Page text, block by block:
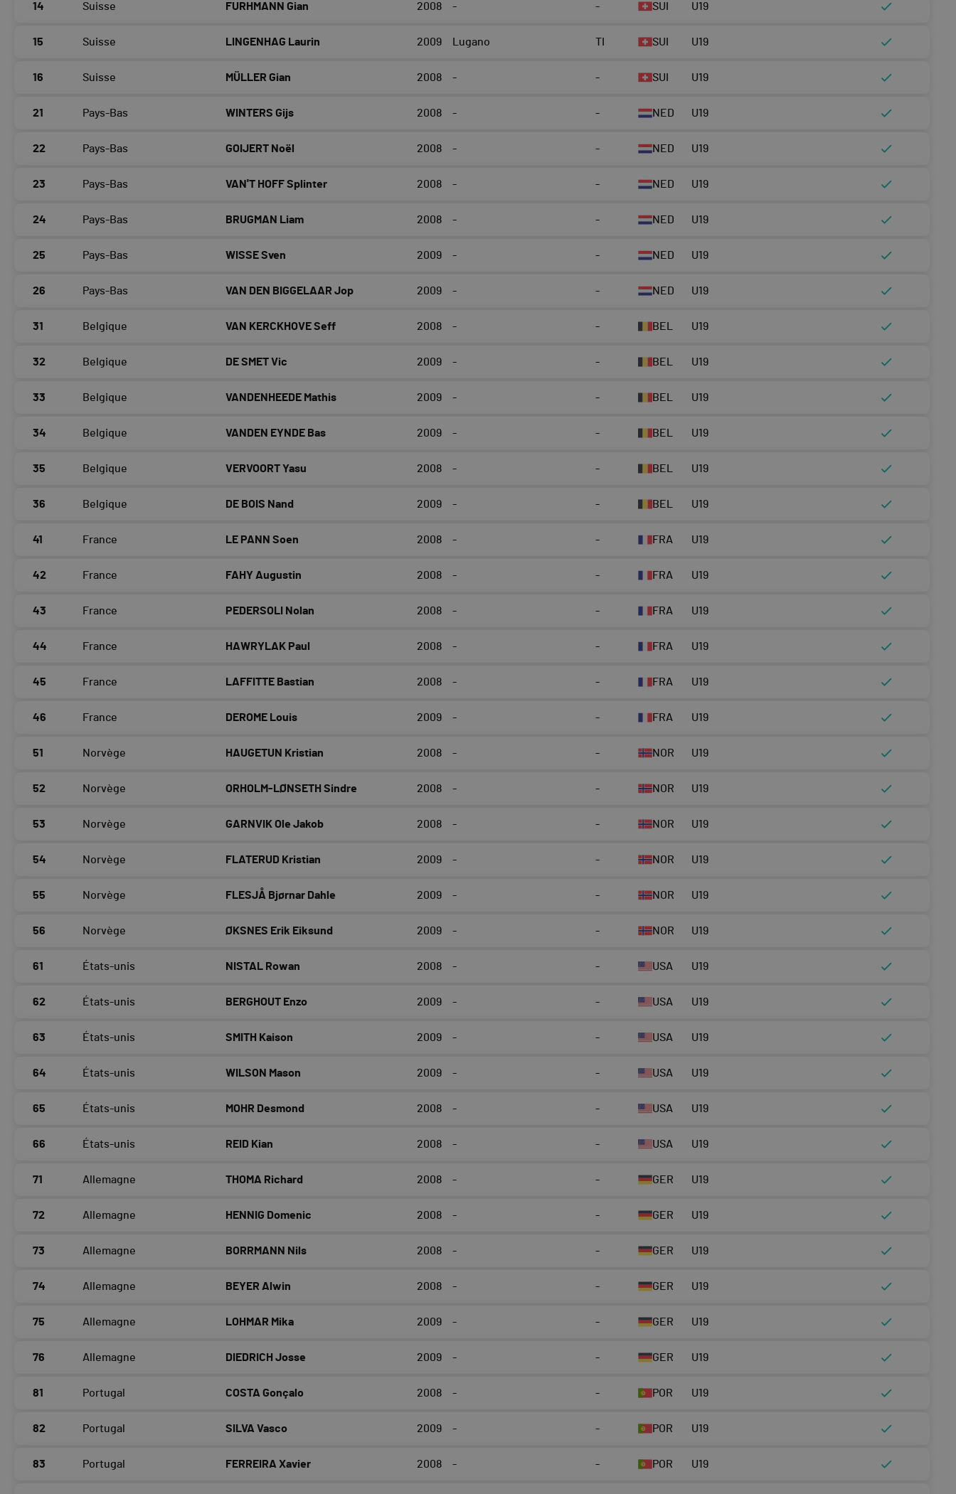
14 Suisse FURHMANN Gian 2008 - - SUI U19
15 Suisse LINGENHAG Laurin 2009 Lugano TI SUI U19
16 Suisse MÜLLER Gian 2008 - - SUI U19
21 Pays-Bas WINTERS Gijs 2008 - - NED U19
22 Pays-Bas GOIJERT Noël 2008 - - NED U19
23 Pays-Bas VAN'T HOFF Splinter 2008 - - NED U19
24 Pays-Bas BRUGMAN Liam 2008 - - NED U19
25 Pays-Bas WISSE Sven 2009 - - NED U19
26 Pays-Bas VAN DEN BIGGELAAR Jop 2009 - - NED U19
31 Belgique VAN KERCKHOVE Seff 2008 - - BEL U19
32 Belgique DE SMET Vic 2009 - - BEL U19
33 Belgique VANDENHEEDE Mathis 2009 - - BEL U19
34 Belgique VANDEN EYNDE Bas 2009 - - BEL U19
35 Belgique VERVOORT Yasu 2008 - - BEL U19
36 Belgique DE BOIS Nand 2009 - - BEL U19
41 France LE PANN Soen 2008 - - FRA U19
42 France FAHY Augustin 2008 - - FRA U19
43 France PEDERSOLI Nolan 2008 - - FRA U19
44 France HAWRYLAK Paul 2008 - - FRA U19
45 France LAFFITTE Bastian 2008 - - FRA U19
46 France DEROME Louis 2009 - - FRA U19
51 Norvège HAUGETUN Kristian 2008 - - NOR U19
52 Norvège ORHOLM-LØNSETH Sindre 2008 - - NOR U19
53 Norvège GARNVIK Ole Jakob 2008 - - NOR U19
54 Norvège FLATERUD Kristian 2009 - - NOR U19
55 Norvège FLESJÅ Bjørnar Dahle 2009 - - NOR U19
56 Norvège ØKSNES Erik Eiksund 2009 - - NOR U19
61 États-unis NISTAL Rowan 2008 - - USA U19
62 États-unis BERGHOUT Enzo 2009 - - USA U19
63 États-unis SMITH Kaison 2009 - - USA U19
64 États-unis WILSON Mason 2009 - - USA U19
65 États-unis MOHR Desmond 2008 - - USA U19
66 États-unis REID Kian 2008 - - USA U19
71 Allemagne THOMA Richard 2008 - - GER U19
72 Allemagne HENNIG Domenic 2008 - - GER U19
73 Allemagne BORRMANN Nils 2008 - - GER U19
74 Allemagne BEYER Alwin 2008 - - GER U19
75 Allemagne LOHMAR Mika 2009 - - GER U19
76 Allemagne DIEDRICH Josse 2009 - - GER U19
81 Portugal COSTA Gonçalo 2008 - - POR U19
82 Portugal SILVA Vasco 2009 - - POR U19
83 Portugal FERREIRA Xavier 2008 - - POR U19